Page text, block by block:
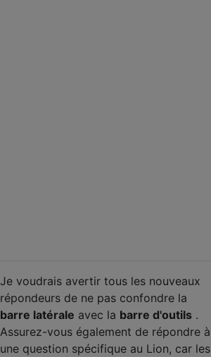
Je voudrais avertir tous les nouveaux
répondeurs de ne pas confondre la
barre latérale avec la barre d'outils .
Assurez-vous également de répondre à
une question spécifique au Lion, car les